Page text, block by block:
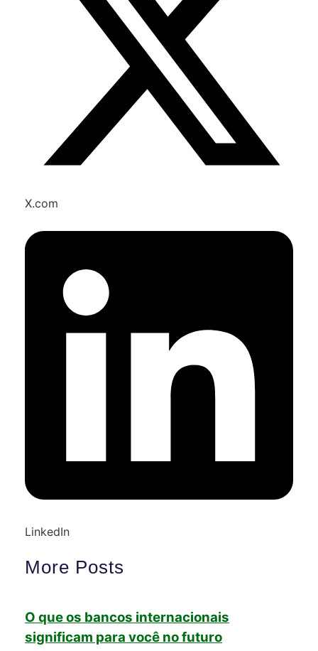
X.com
LinkedIn
More Posts
O que os bancos internacionais
significam para você no futuro